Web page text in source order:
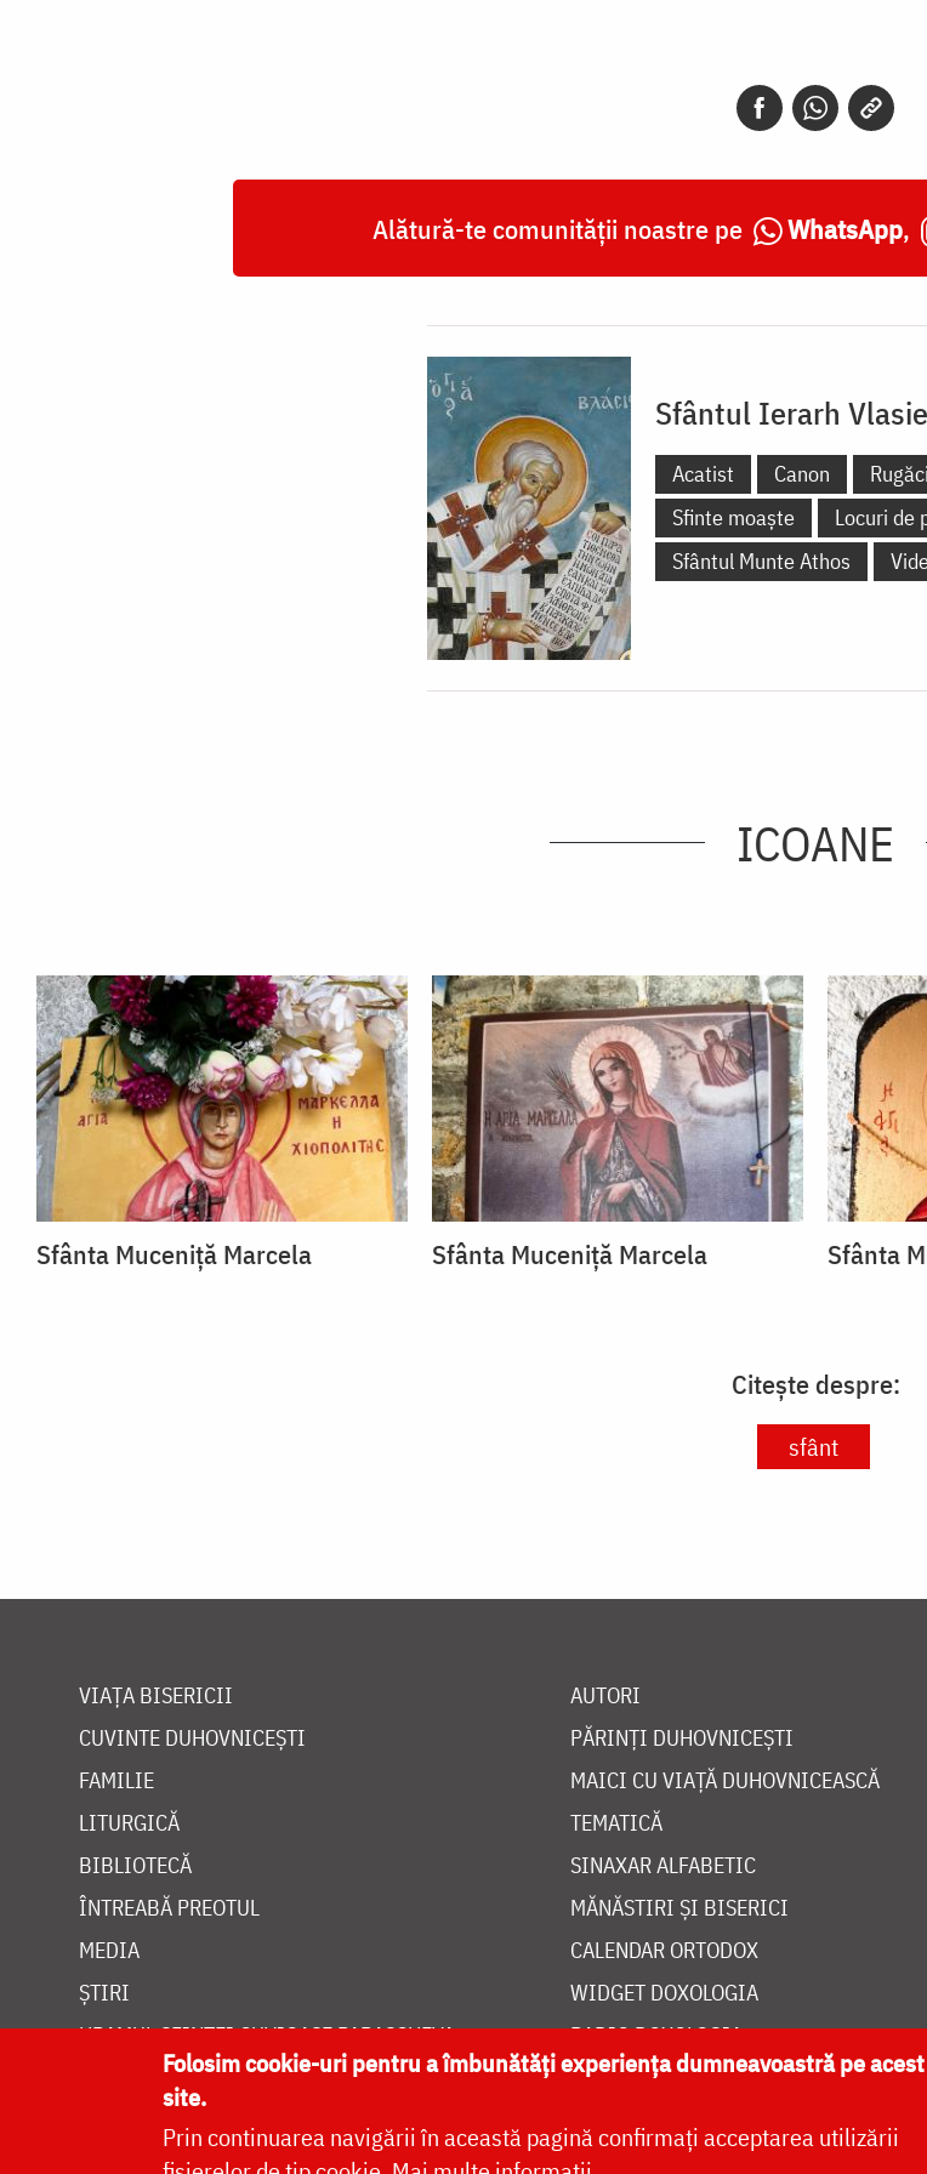
Alătură-te comunității noastre pe WhatsApp,
Sfântul Ierarh
Acatist Canon
Sfinte moaște
Locuri de
Sfântul Munte Athos
ICOANE
Sfânta Muceniță Marcela Sfânta Muceniță Marcela Sfânta
Citește despre:
sfânt
VIAȚA BISERICII
CUVINTE DUHOVNICEȘTI
FAMILIE
LITURGICĂ
BIBLIOTECĂ
ÎNTREABĂ PREOTUL
MEDIA
ȘTIRI
HRAMUL SFINTEI CUVIOASE PARASCHEVA
AUTORI
PĂRINȚI DUHOVNICEȘTI
MAICI CU VIAȚĂ DUHOVNICEASCĂ
TEMATICĂ
SINAXAR ALFABETIC
MĂNĂSTIRI ȘI BISERICI
CALENDAR ORTODOX
WIDGET DOXOLOGIA
RADIO DOXOLOGIA
Folosim cookie-uri pentru a îmbunătăți experiența dumneavoastră pe acest
site.
Prin continuarea navigării în această pagină confirmați acceptarea utilizării